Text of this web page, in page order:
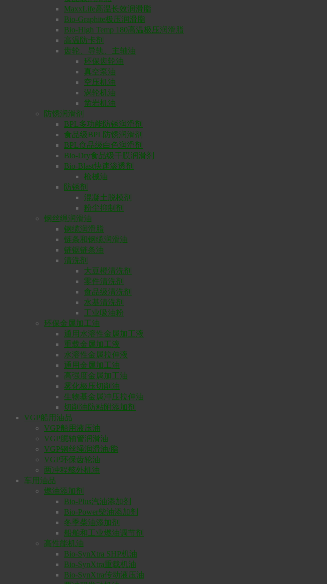
MaxxLife高温长效润滑脂
Bio-Graphite极压润滑脂
Bio-High Temp 180高温极压润滑脂
高温防卡剂
齿轮、导轨、主轴油
环保齿轮油
真空泵油
空压机油
涡轮机油
凿岩机油
防锈润滑剂
BPL多功能防锈润滑剂
食品级BPL防锈润滑剂
BPL食品级白色润滑剂
Bio-Dry食品级干膜润滑剂
Bio-Blast快速渗透剂
枪械油
防锈剂
混凝土脱模剂
粉尘抑制剂
钢丝绳润滑油
钢缆润滑脂
链条和钢缆润滑油
链锯链条油
清洗剂
大豆橙清洗剂
零件清洗剂
食品级清洗剂
水基清洗剂
工业吸油粉
环保金属加工油
通用水溶性金属加工液
重载金属加工液
水溶性金属拉伸液
通用金属加工油
高强度金属加工油
雾化极压切削油
生物基金属冲压拉伸油
切削油防粘附添加剂
VGP船用油品
VGP船用液压油
VGP艉轴管润滑油
VGP钢丝绳润滑油/脂
VGP环保齿轮油
两冲程舷外机油
车用油品
燃油添加剂
Bio-Plus汽油添加剂
Bio-Power柴油添加剂
冬季柴油添加剂
船舶和工业燃油调节剂
高性能机油
Bio-SynXtra SHP机油
Bio-SynXtra重载机油
Bio-SynXtra传动液压油